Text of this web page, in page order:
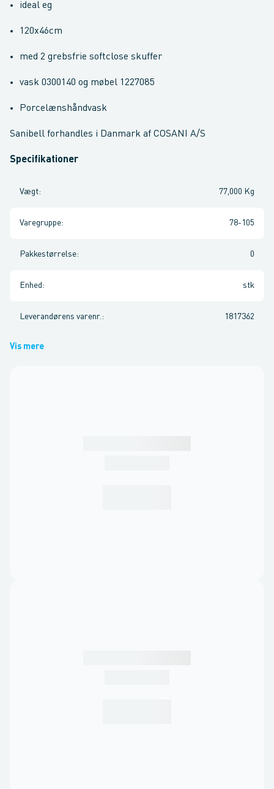
ideal eg
120x46cm
med 2 grebsfrie softclose skuffer
vask 0300140 og møbel 1227085
Porcelænshåndvask
Sanibell forhandles i Danmark af COSANI A/S
Specifikationer
Vægt: 77,000 Kg
Varegruppe: 78-105
Pakkestørrelse: 0
Enhed : stk
Leverandørens varenr. : 1817362
Vis mere